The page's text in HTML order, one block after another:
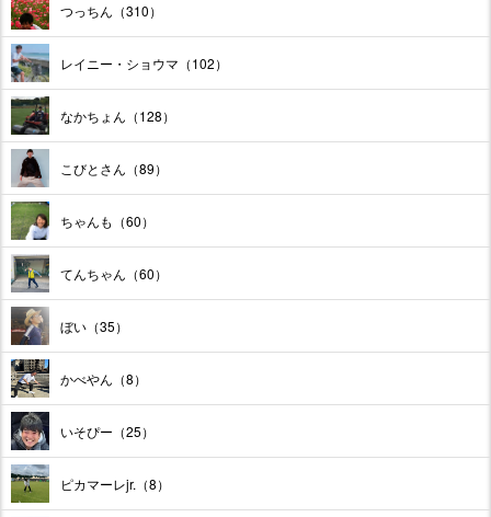
つっちん（310）
レイニー・ショウマ（102）
なかちょん（128）
こびとさん（89）
ちゃんも（60）
てんちゃん（60）
ぼい（35）
かべやん（8）
いそぴー（25）
ピカマーレjr.（8）